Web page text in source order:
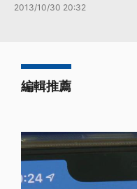
2013/10/30 20:32
編輯推薦